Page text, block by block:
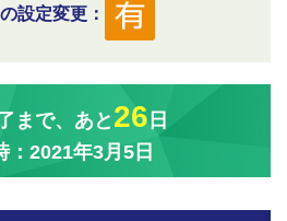
設定変更：
まで、あと 26 日
：2021年3月5日